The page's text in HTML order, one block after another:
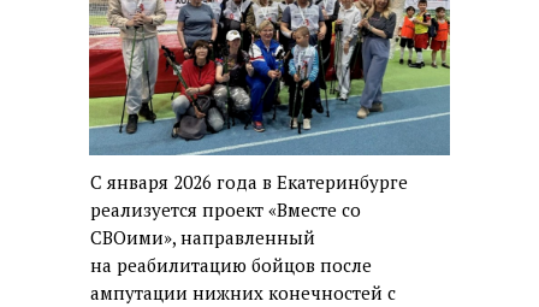
С января 2026 года в Екатеринбурге
реализуется проект «Вместе со
СВОими», направленный
на реабилитацию бойцов после
ампутации нижних конечностей с